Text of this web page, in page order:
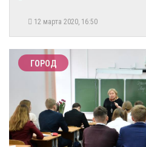
12 марта 2020, 16:50
ГОРОД